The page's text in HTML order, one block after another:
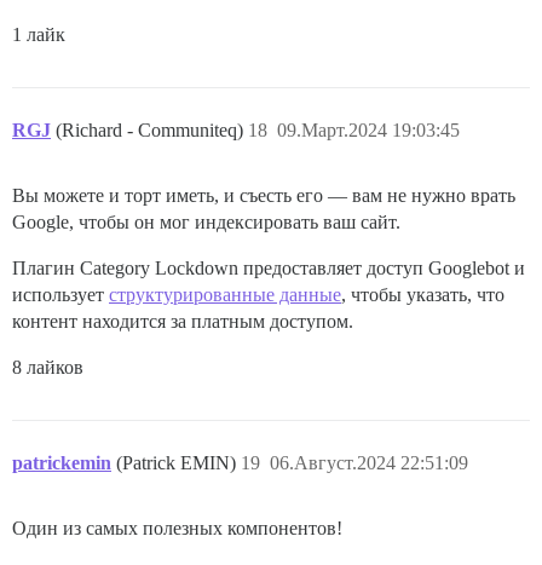
1 лайк
RGJ (Richard - Communiteq) 09.Март.2024 19:03:45
18
Вы можете и торт иметь, и съесть его — вам не нужно врать
Google, чтобы он мог индексировать ваш сайт.
Плагин Category Lockdown предоставляет доступ Googlebot и
использует структурированные данные, чтобы указать, что
контент находится за платным доступом.
8 лайков
patrickemin (Patrick EMIN) 06.Август.2024 22:51:09
19
Один из самых полезных компонентов!